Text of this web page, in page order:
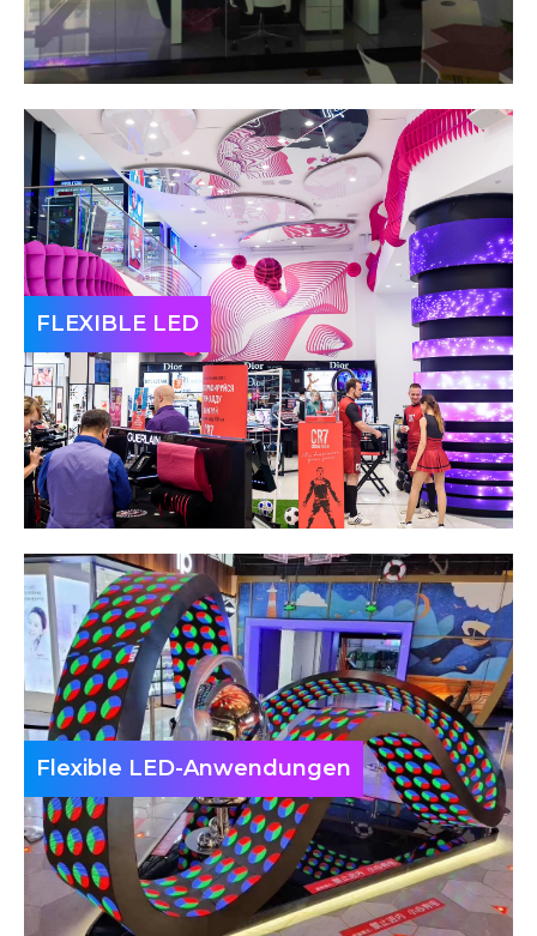
FLEXIBLE LED
Flexible LED-Anwendungen